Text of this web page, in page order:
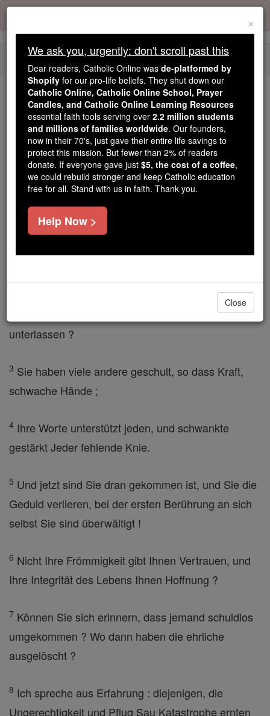
Skip
content
Trending:
Daily Reading for Thursday, October ...
Today's Reading The Mysteries of the Rosary
Hiob - Kapitel 4
Hiob ⌄ Chapter 4 ⌄
Eliphas von Theman sprach weiter. Er sagte :
Wenn wir etwas sagen, werden Sie mit uns tragen
? Wer auf jeden Fall könnte aus spreche jetzt
unterlassen ?
3 Sie haben viele andere geschult, so dass Kraft,
schwache Hände ;
4 Ihre Worte unterstützt jeden, und schwankte
gestärkt Jeder fehlende Knie.
5 Und jetzt sind Sie dran gekommen ist, und Sie die
Geduld verlieren, bei der ersten Berührung an sich
selbst Sie sind überwältigt !
6 Nicht Ihre Frömmigkeit gibt Ihnen Vertrauen, und
Ihre Integrität des Lebens Ihnen Hoffnung ?
7 Können Sie sich erinnern, dass jemand schuldlos
umgekommen ? Wo dann haben die ehrliche
ausgelöscht ?
8 Ich spreche aus Erfahrung : diejenigen, die
Ungerechtigkeit und Pflug Sau Katastrophe ernten
×
We ask you, urgently: don't scroll past this
Dear readers, Catholic Online was de-platformed by
Shopify for our pro-life beliefs. They shut down our
Catholic Online, Catholic Online School, Prayer
Candles, and Catholic Online Learning Resources
essential faith tools serving over 2.2 million students
and millions of families worldwide. Our founders,
now in their 70's, just gave their entire life savings to
protect this mission. But fewer than 2% of readers
donate. If everyone gave just $5, the cost of a coffee,
we could rebuild stronger and keep Catholic education
free for all. Stand with us in faith. Thank you.
Help Now >
Close